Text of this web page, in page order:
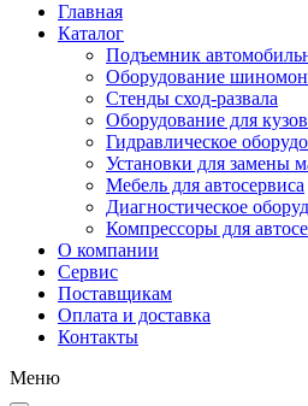
Главная
Каталог
Подъемник
Оборудование
Стенды сход-развала
Оборудование для
Гидравлическое
Установки для замены
Мебель для автосервиса
Диагностическое
Компрессоры для
О компании
Сервис
Поставщикам
Оплата и доставка
Контакты
Меню